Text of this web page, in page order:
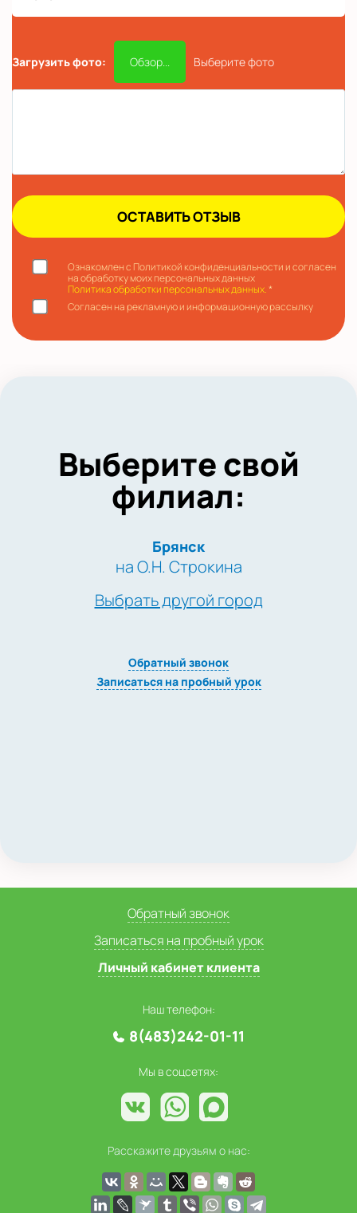
Загрузить фото: Обзор... Выберите фото
Ознакомлен с Политикой конфиденциальности и согласен
на обработку моих персональных данных
Политика обработки персональных данных.*
Согласен на рекламную и информационную рассылку
Выберите свой
филиал:
Брянск
на О.Н. Строкина
Выбрать другой город
Обратный звонок
Записаться на пробный урок
Обратный звонок
Записаться на пробный урок
Личный кабинет клиента
Наш телефон:
8(483)242-01-11
Мы в соцсетях:
Расскажите друзьям о нас: